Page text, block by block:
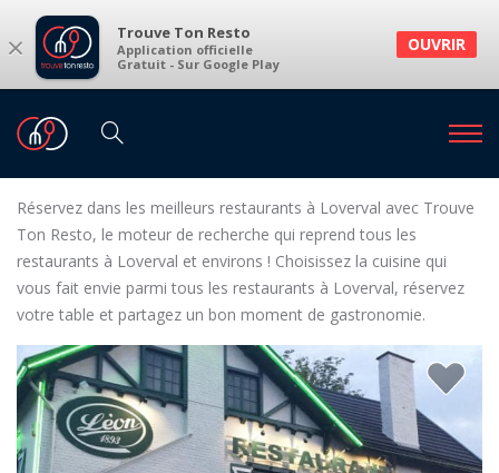
× Trouve Ton Resto
Application officielle
Gratuit - Sur Google Play
OUVRIR
Restaurants
Restaurants à Loverval et environs
Réservez dans les meilleurs restaurants à Loverval avec Trouve
Ton Resto, le moteur de recherche qui reprend tous les
restaurants à Loverval et environs ! Choisissez la cuisine qui
vous fait envie parmi tous les restaurants à Loverval, réservez
votre table et partagez un bon moment de gastronomie.